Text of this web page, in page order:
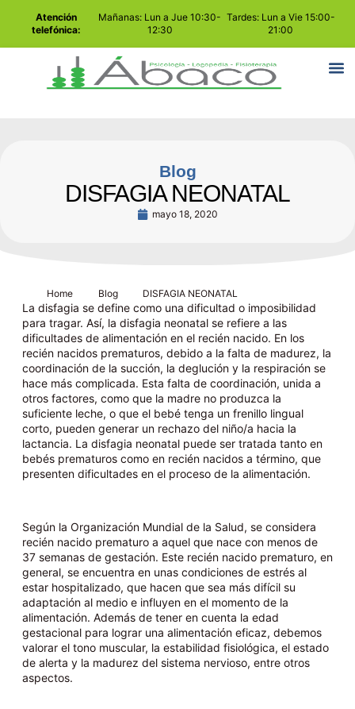
Atención
telefónica:
Mañanas: Lun a Jue 10:30-
12:30
Tardes: Lun a Vie 15:00-
21:00
Blog
DISFAGIA NEONATAL
mayo 18, 2020
Home Blog DISFAGIA NEONATAL
La disfagia se define como una dificultad o imposibilidad
para tragar. Así, la disfagia neonatal se refiere a las
dificultades de alimentación en el recién nacido. En los
recién nacidos prematuros, debido a la falta de madurez, la
coordinación de la succión, la deglución y la respiración se
hace más complicada. Esta falta de coordinación, unida a
otros factores, como que la madre no produzca la
suficiente leche, o que el bebé tenga un frenillo lingual
corto, pueden generar un rechazo del niño/a hacia la
lactancia. La disfagia neonatal puede ser tratada tanto en
bebés prematuros como en recién nacidos a término, que
presenten dificultades en el proceso de la alimentación.
Según la Organización Mundial de la Salud, se considera
recién nacido prematuro a aquel que nace con menos de
37 semanas de gestación. Este recién nacido prematuro, en
general, se encuentra en unas condiciones de estrés al
estar hospitalizado, que hacen que sea más difícil su
adaptación al medio e influyen en el momento de la
alimentación. Además de tener en cuenta la edad
gestacional para lograr una alimentación eficaz, debemos
valorar el tono muscular, la estabilidad fisiológica, el estado
de alerta y la madurez del sistema nervioso, entre otros
aspectos.